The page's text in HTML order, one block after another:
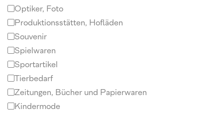
Optiker, Foto
Produktionsstätten, Hofläden
Souvenir
Spielwaren
Sportartikel
Tierbedarf
Zeitungen, Bücher und Papierwaren
Kindermode